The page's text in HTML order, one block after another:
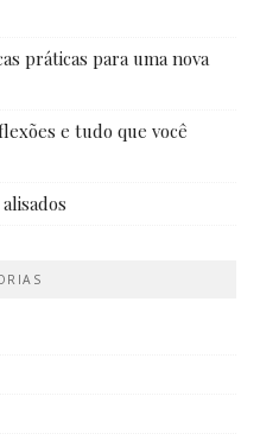
práticas para uma nova
e tudo que você